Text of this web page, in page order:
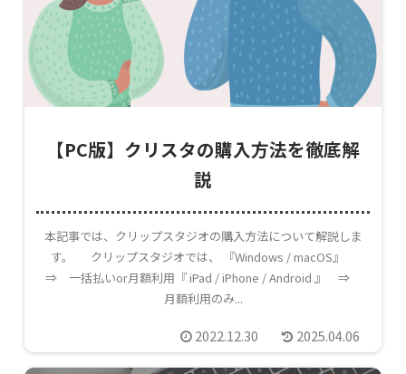
【PC版】クリスタの購入方法を徹底解
説
本記事では、クリップスタジオの購入方法について解説しま
す。 クリップスタジオでは、 『Windows / macOS』
⇒ 一括払いor月額利用『 iPad / iPhone / Android 』 ⇒
月額利用のみ...
2022.12.30 2025.04.06